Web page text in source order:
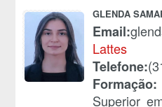
GLENDA
Email:
Lattes
Telefone:
Formação:
Superior